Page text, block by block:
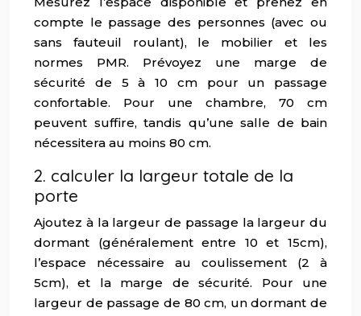
compte le passage des personnes (avec ou
sans fauteuil roulant), le mobilier et les
normes PMR. Prévoyez une marge de
sécurité de 5 à 10 cm pour un passage
confortable. Pour une chambre, 70 cm
peuvent suffire, tandis qu’une salle de bain
nécessitera au moins 80 cm.
2. calculer la largeur totale de la
porte
Ajoutez à la largeur de passage la largeur du
dormant (généralement entre 10 et 15cm),
l’espace nécessaire au coulissement (2 à
5cm), et la marge de sécurité. Pour une
largeur de passage de 80 cm, un dormant de